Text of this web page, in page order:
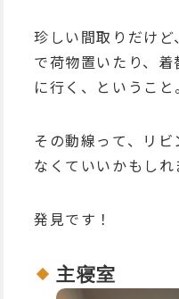
珍しい間取りだけ
で荷物置いたり、
に行く、ということ
その動線って、リ
なくていいかもしれ
発見です！
主寝室